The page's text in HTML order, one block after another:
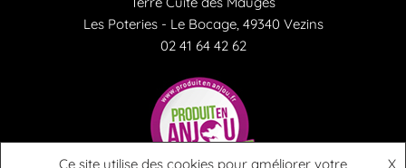
Les Poteries - Le Bocage, 49340 Vezins
02 41 64 42 62
Ce site utilise des cookies pour améliorer votre X